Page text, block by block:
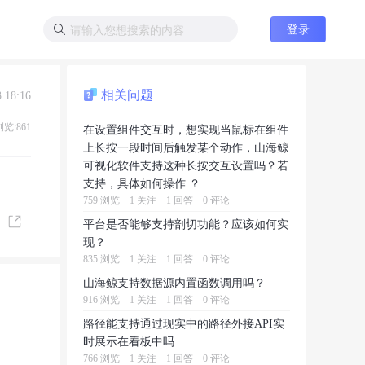
登录
18:16
览:861
相关问题
在设置组件交互时，想实现当鼠标在组件
上长按一段时间后触发某个动作，山海鲸
可视化软件支持这种长按交互设置吗？若
支持，具体如何操作 ？
759 浏览 1 关注 1 回答 0 评论
平台是否能够支持剖切功能？应该如何实
现？
835 浏览 1 关注 1 回答 0 评论
山海鲸支持数据源内置函数调用吗？
916 浏览 1 关注 1 回答 0 评论
路径能支持通过现实中的路径外接API实
时展示在看板中吗
766 浏览 1 关注 1 回答 0 评论